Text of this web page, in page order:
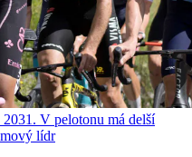
V pelotonu má delší
lídr